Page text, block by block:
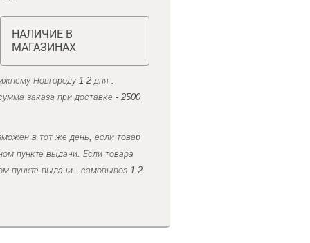
НАЛИЧИЕ В
МАГАЗИНАХ
Новгороду 1-2 дня .
заказа при доставке - 2500
в тот же день, если товар
пункте выдачи. Если товара
пункте выдачи - самовывоз 1-2